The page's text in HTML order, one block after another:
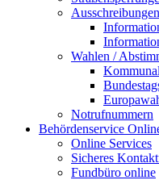
Wahlen /
Notrufnummern
Behördenservice
Online Services
Sicheres
Fundbüro online